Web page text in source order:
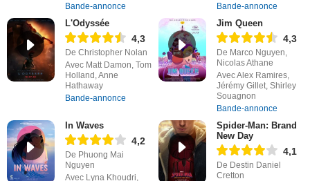
Bande-annonce
Bande-annonce
L'Odyssée
4,3
De Christopher Nolan
Avec Matt Damon, Tom
Holland, Anne
Hathaway
Bande-annonce
Jim Queen
4,3
De Marco Nguyen,
Nicolas Athane
Avec Alex Ramires,
Jérémy Gillet, Shirley
Souagnon
Bande-annonce
In Waves
4,2
De Phuong Mai
Nguyen
Avec Lyna Khoudri,
Spider-Man: Brand
New Day
4,1
De Destin Daniel
Cretton